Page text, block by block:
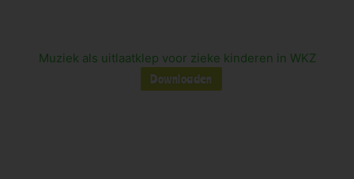
Muziek als uitlaatklep voor zieke kinderen in WKZ
Downloaden